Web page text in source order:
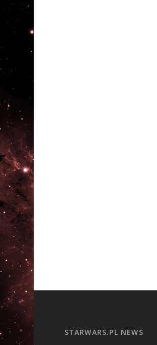
STARWARS.PL NEWS